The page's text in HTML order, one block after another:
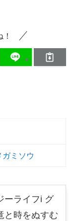
ガミソウ
ーライフi グ
と時をぬすむ